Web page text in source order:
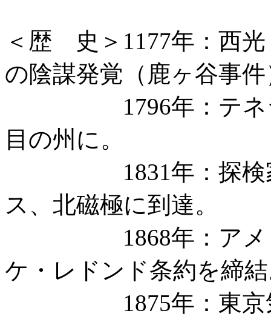
＜歴 史＞1177年：西
の陰謀発覚（鹿ヶ谷事
1796年：テネシー
目の州に。
1831年：探検家ジ
ス、北磁極に到達。
1868年：アメリカ
ケ・レドンド条約を締
1875年：東京気象